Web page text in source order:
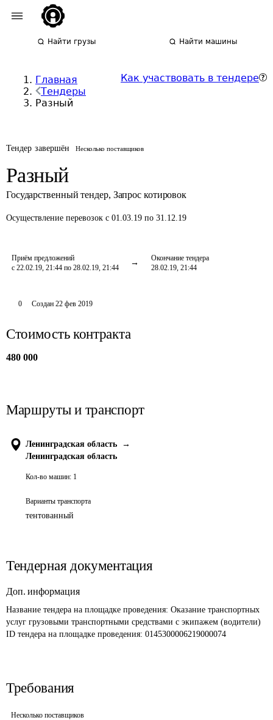
Найти грузы Найти машины
Главная
Тендеры
Разный
Как участвовать в тендере
Тендер завершён Несколько поставщиков
Разный
Государственный тендер, Запрос котировок
Осуществление перевозок с 01.03.19 по 31.12.19
Приём предложений
с 22.02.19, 21:44 по 28.02.19, 21:44
Окончание тендера
28.02.19, 21:44
0 Создан 22 фев 2019
Стоимость контракта
480 000
Маршруты и транспорт
Ленинградская область
→
Ленинградская область
Кол-во машин: 1
Варианты транспорта
тентованный
Тендерная документация
Доп. информация
Название тендера на площадке проведения: Оказание транспортных
услуг грузовыми транспортными средствами с экипажем (водители)
ID тендера на площадке проведения: 0145300006219000074
Требования
Несколько поставщиков